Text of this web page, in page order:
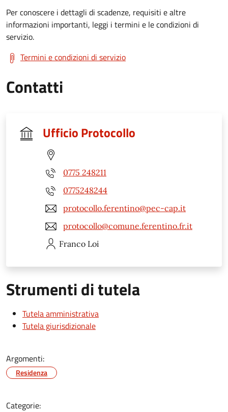
Per conoscere i dettagli di scadenze, requisiti e altre
informazioni importanti, leggi i termini e le condizioni di
servizio.
Termini e condizioni di servizio
Contatti
Ufficio Protocollo
0775 248211
0775248244
protocollo.ferentino@pec-cap.it
protocollo@comune.ferentino.fr.it
Franco Loi
Strumenti di tutela
Tutela amministrativa
Tutela giurisdizionale
Argomenti:
Residenza
Categorie: